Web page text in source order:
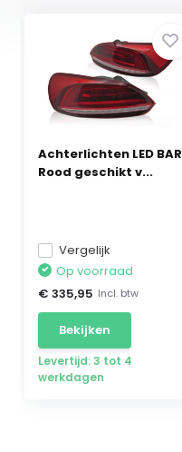
Achterlichten LED BAR
Rood geschikt v...
Vergelijk
Op voorraad
€ 335,95 Incl. btw
Bekijken
Levertijd: 3 tot 4
werkdagen